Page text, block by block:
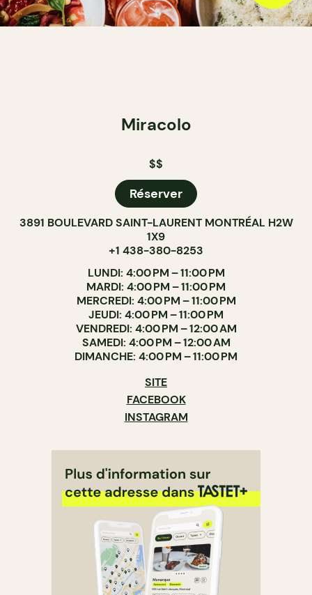
Miracolo
$$
Réserver
3891 BOULEVARD SAINT-LAURENT MONTRÉAL H2W
1X9
+1 438-380-8253
LUNDI: 4:00 PM – 11:00 PM
MARDI: 4:00 PM – 11:00 PM
MERCREDI: 4:00 PM – 11:00 PM
JEUDI: 4:00 PM – 11:00 PM
VENDREDI: 4:00 PM – 12:00 AM
SAMEDI: 4:00 PM – 12:00 AM
DIMANCHE: 4:00 PM – 11:00 PM
SITE
FACEBOOK
INSTAGRAM